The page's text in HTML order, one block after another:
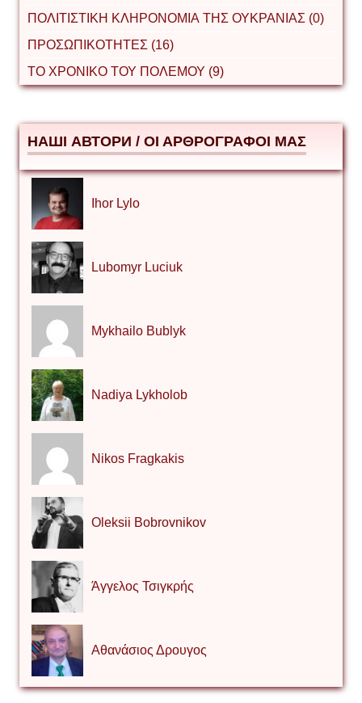
ΠΟΛΙΤΙΣΤΙΚΗ ΚΛΗΡΟΝΟΜΙΑ ΤΗΣ ΟΥΚΡΑΝΙΑΣ (0)
ΠΡΟΣΩΠΙΚΟΤΗΤΕΣ (16)
ΤΟ ΧΡΟΝΙΚΟ ΤΟΥ ΠΟΛΕΜΟΥ (9)
НАШІ АВТОРИ / ΟΙ ΑΡΘΡΟΓΡΑΦΟΙ ΜΑΣ
Ihor Lylo
Lubomyr Luciuk
Mykhailo Bublyk
Nadiya Lykholob
Nikos Fragkakis
Oleksii Bobrovnikov
Άγγελος Τσιγκρής
Αθανάσιος Δρουγος